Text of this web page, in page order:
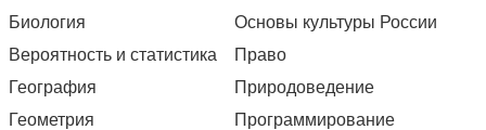
Биология
Вероятность и статистика
География
Геометрия
Основы культуры России
Право
Природоведение
Программирование